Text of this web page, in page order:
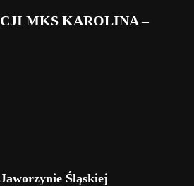
MKS KAROLINA –
Śląskiej